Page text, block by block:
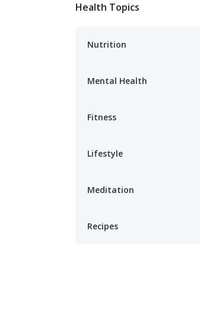
Health Topics
Nutrition
Mental Health
Fitness
Lifestyle
Meditation
Recipes